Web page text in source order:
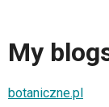
My
botaniczne.pl